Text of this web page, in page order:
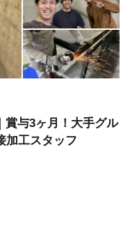
賞与3ヶ月！大手グル
加工スタッフ